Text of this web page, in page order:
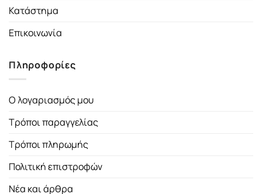
Κατάστημα
Επικοινωνία
Πληροφορίες
Ο λογαριασμός μου
Τρόποι παραγγελίας
Τρόποι πληρωμής
Πολιτική επιστροφών
Νέα και άρθρα